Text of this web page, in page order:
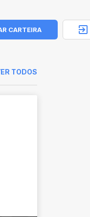
CARTEIRA
TODOS